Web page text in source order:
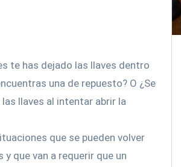
te has dejado las llaves dentro
una de repuesto? O ¿Se
llaves al intentar abrir la
que se pueden volver
y que van a requerir que un